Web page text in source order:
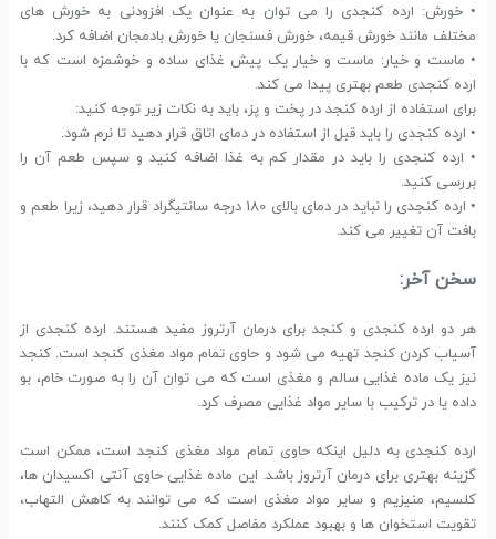
• خورش: ارده کنجدی را می توان به عنوان یک افزودنی به خورش های
مختلف مانند خورش قیمه، خورش فسنجان یا خورش بادمجان اضافه کرد.
• ماست و خیار: ماست و خیار یک پیش غذای ساده و خوشمزه است که با
ارده کنجدی طعم بهتری پیدا می کند.
برای استفاده از ارده کنجد در پخت و پز، باید به نکات زیر توجه کنید:
• ارده کنجدی را باید قبل از استفاده در دمای اتاق قرار دهید تا نرم شود.
• ارده کنجدی را باید در مقدار کم به غذا اضافه کنید و سپس طعم آن را
بررسی کنید.
• ارده کنجدی را نباید در دمای بالای 180 درجه سانتیگراد قرار دهید، زیرا طعم و
بافت آن تغییر می کند.
سخن آخر:
هر دو ارده کنجدی و کنجد برای درمان آرتروز مفید هستند. ارده کنجدی از
آسیاب کردن کنجد تهیه می شود و حاوی تمام مواد مغذی کنجد است. کنجد
نیز یک ماده غذایی سالم و مغذی است که می توان آن را به صورت خام، بو
داده یا در ترکیب با سایر مواد غذایی مصرف کرد.
ارده کنجدی به دلیل اینکه حاوی تمام مواد مغذی کنجد است، ممکن است
گزینه بهتری برای درمان آرتروز باشد. این ماده غذایی حاوی آنتی اکسیدان ها،
کلسیم، منیزیم و سایر مواد مغذی است که می توانند به کاهش التهاب،
تقویت استخوان ها و بهبود عملکرد مفاصل کمک کنند.